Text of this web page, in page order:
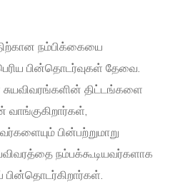
நம்பிக்கையை
பின்தொடர்வுகள் தேவை.
திட்டங்களை
வாங்குகிறார்கள்,
பின்பற்றுமாறு
நம்பக்கூடியவர்களாக